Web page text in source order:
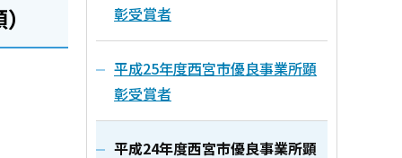
彰受賞者
平成25年度西宮市優良事業所顕
彰受賞者
平成24年度西宮市優良事業所顕